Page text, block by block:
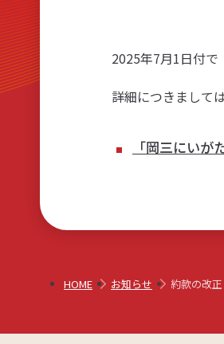
2025年7月1日付で
詳細につきまして
「岡三にいが
HOME お知らせ 約款の改